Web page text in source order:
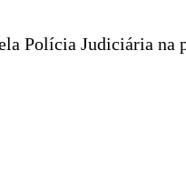
Polícia Judiciária